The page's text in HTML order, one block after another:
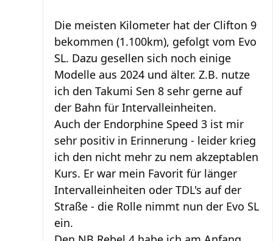
Die meisten Kilometer hat der Clifton 9
bekommen (1.100km), gefolgt vom Evo
SL. Dazu gesellen sich noch einige
Modelle aus 2024 und älter. Z.B. nutze
ich den Takumi Sen 8 sehr gerne auf
der Bahn für Intervalleinheiten.
Auch der Endorphine Speed 3 ist mir
sehr positiv in Erinnerung - leider krieg
ich den nicht mehr zu nem akzeptablen
Kurs. Er war mein Favorit für länger
Intervalleinheiten oder TDL's auf der
Straße - die Rolle nimmt nun der Evo SL
ein.